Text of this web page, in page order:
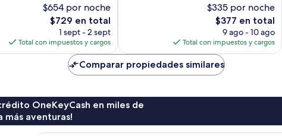
$654 por noche
El
precio
actual
es
$729 en total
1 sept - 2 sept
Total con impuestos y cargos
$335 por noche
El
precio
actual
es
de
$377
$377 en total
9 ago - 10 ago
Total con impuestos y cargos
Comparar propiedades similares
OneKeyCash en miles de
más aventuras!